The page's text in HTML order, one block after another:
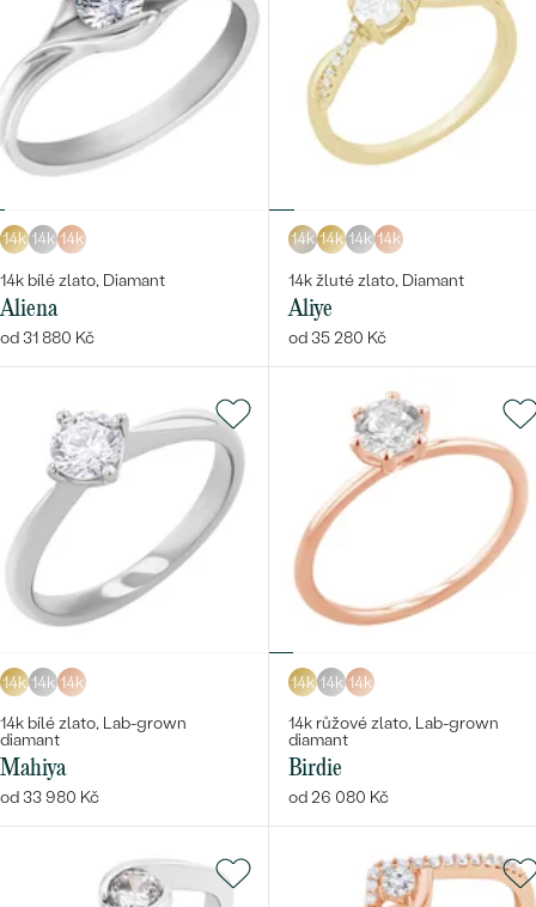
14k 14k 14k
14k bílé zlato, Diamant
Aliena
od 31 880 Kč
14k 14k 14k 14k
14k žluté zlato, Diamant
Aliye
od 35 280 Kč
14k 14k 14k
14k bílé zlato, Lab-grown
diamant
Mahiya
od 33 980 Kč
14k 14k 14k
14k růžové zlato, Lab-grown
diamant
Birdie
od 26 080 Kč